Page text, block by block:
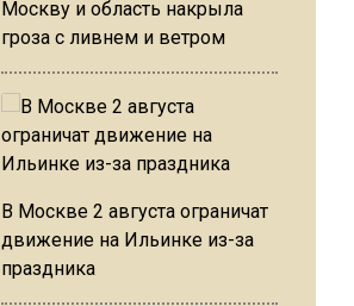
Москву и область накрыла
гроза с ливнем и ветром
В Москве 2 августа ограничат
движение на Ильинке из-за
праздника